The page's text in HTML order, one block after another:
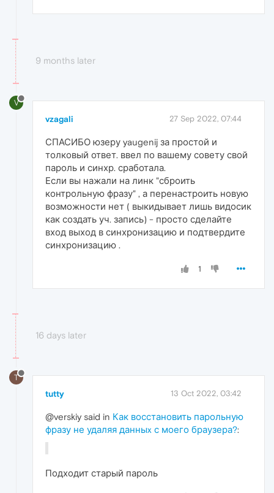
9 months later
V
vzagali 27 Sep 2022, 07:44
СПАСИБО юзеру yaugenij за простой и
толковый ответ. ввел по вашему совету свой
пароль и синхр. сработала.
Если вы нажали на линк "сброить
контрольную фразу" , а перенастроить новую
возможности нет ( выкидывает лишь видосик
как создать уч. запись) - просто сделайте
вход выход в синхронизацию и подтвердите
синхронизацию .
1
16 days later
T
tutty 13 Oct 2022, 03:42
@verskiy said in Как восстановить парольную
фразу не удаляя данныx с моего браузера?:
Подходит старый пароль